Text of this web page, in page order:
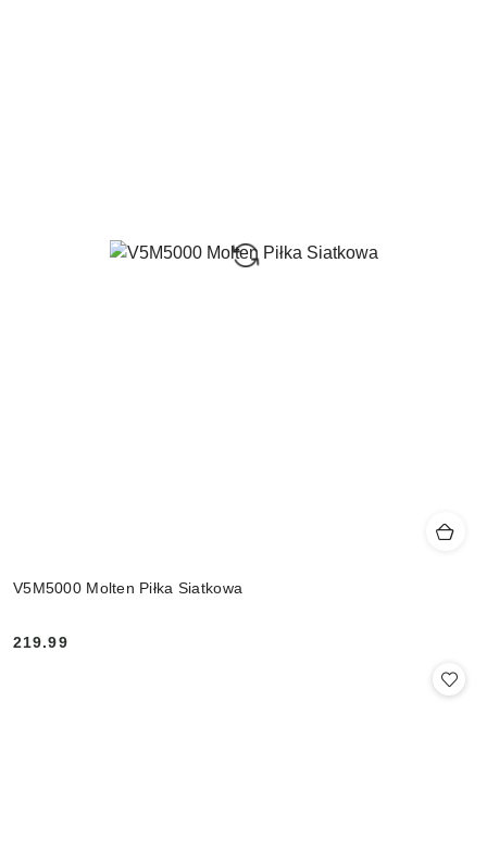
V5M5000 Molten Piłka Siatkowa
Cena:
219.99